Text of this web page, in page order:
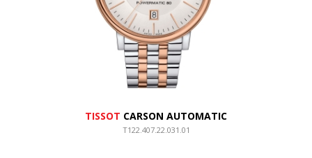
TISSOT CARSON AUTOMATIC
T122.407.22.031.01